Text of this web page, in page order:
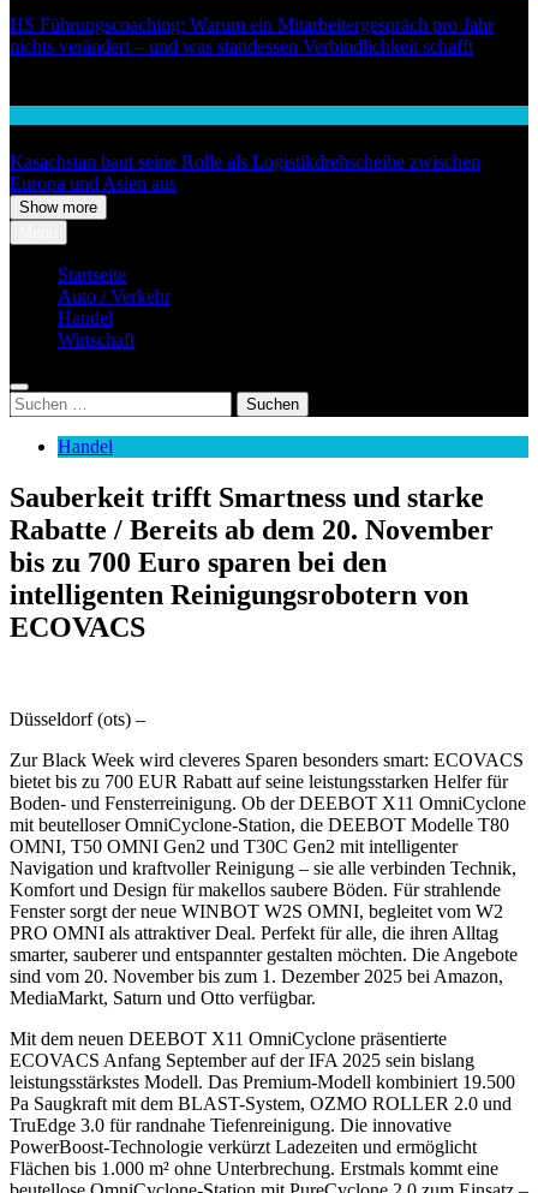
HS Führungscoaching: Warum ein Mitarbeitergespräch pro Jahr
nichts verändert – und was stattdessen Verbindlichkeit schafft
Kasachstan baut seine Rolle als Logistikdrehscheibe zwischen
Europa und Asien aus
Show more
Startseite
Auto / Verkehr
Handel
Wirtschaft
Suchen
nach:
Handel
Sauberkeit trifft Smartness und starke
Rabatte / Bereits ab dem 20. November
bis zu 700 Euro sparen bei den
intelligenten Reinigungsrobotern von
ECOVACS
Düsseldorf (ots) –
Zur Black Week wird cleveres Sparen besonders smart: ECOVACS
bietet bis zu 700 EUR Rabatt auf seine leistungsstarken Helfer für
Boden- und Fensterreinigung. Ob der DEEBOT X11 OmniCyclone
mit beutelloser OmniCyclone-Station, die DEEBOT Modelle T80
OMNI, T50 OMNI Gen2 und T30C Gen2 mit intelligenter
Navigation und kraftvoller Reinigung – sie alle verbinden Technik,
Komfort und Design für makellos saubere Böden. Für strahlende
Fenster sorgt der neue WINBOT W2S OMNI, begleitet vom W2
PRO OMNI als attraktiver Deal. Perfekt für alle, die ihren Alltag
smarter, sauberer und entspannter gestalten möchten. Die Angebote
sind vom 20. November bis zum 1. Dezember 2025 bei Amazon,
MediaMarkt, Saturn und Otto verfügbar.
Mit dem neuen DEEBOT X11 OmniCyclone präsentierte
ECOVACS Anfang September auf der IFA 2025 sein bislang
leistungsstärkstes Modell. Das Premium-Modell kombiniert 19.500
Pa Saugkraft mit dem BLAST-System, OZMO ROLLER 2.0 und
TruEdge 3.0 für randnahe Tiefenreinigung. Die innovative
PowerBoost-Technologie verkürzt Ladezeiten und ermöglicht
Flächen bis 1.000 m² ohne Unterbrechung. Erstmals kommt eine